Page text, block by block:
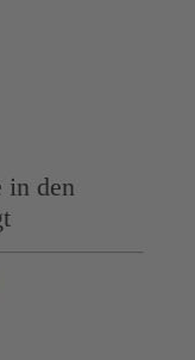
in den